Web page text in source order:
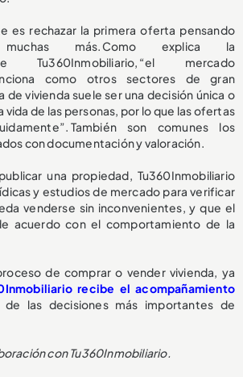
es rechazar la primera oferta pensando
más. Como explica la
de Tu360Inmobiliario, “el mercado
como otros sectores de gran
de vivienda suele ser una decisión única o
de las personas, por lo que las ofertas
También son comunes los
con documentación y valoración.
una propiedad, Tu360Inmobiliario
y estudios de mercado para verificar
venderse sin inconvenientes, y que el
acuerdo con el comportamiento de la
de comprar o vender vivienda, ya
recibe el acompañamiento
de las decisiones más importantes de
con Tu360Inmobiliario.